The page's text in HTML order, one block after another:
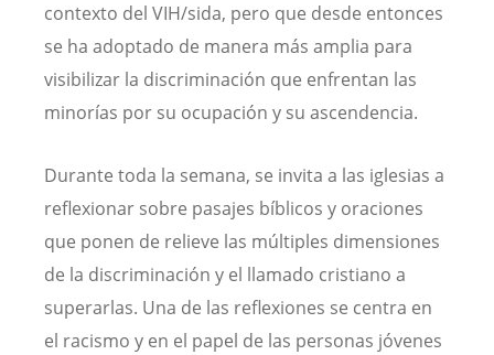
contexto del VIH/sida, pero que desde entonces
se ha adoptado de manera más amplia para
visibilizar la discriminación que enfrentan las
minorías por su ocupación y su ascendencia.
Durante toda la semana, se invita a las iglesias a
reflexionar sobre pasajes bíblicos y oraciones
que ponen de relieve las múltiples dimensiones
de la discriminación y el llamado cristiano a
superarlas. Una de las reflexiones se centra en
el racismo y en el papel de las personas jóvenes